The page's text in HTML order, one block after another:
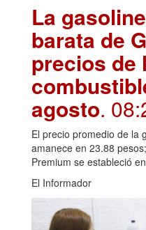
La
barata de
precios de
agosto.
El precio promedio de la
amanece en 23.88
Premium se estableció
El Informador